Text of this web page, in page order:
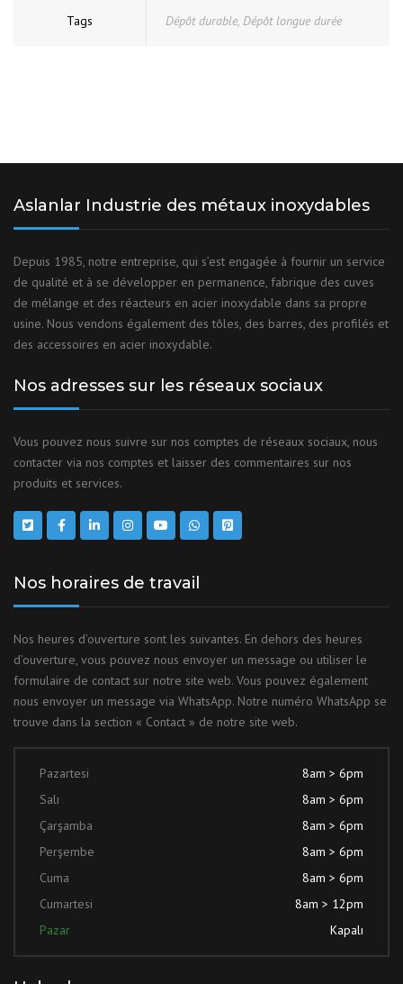
Tags Dépôt durable, Dépôt longue durée
Aslanlar Industrie des métaux inoxydables
Depuis 1985, notre entreprise, qui s’est engagée à fournir un service
de qualité et à se développer en permanence, fabrique des cuves
de mélange et des réacteurs en acier inoxydable dans sa propre
usine. Nous vendons également des tôles, des barres, des profilés et
des accessoires en acier inoxydable.
Nos adresses sur les réseaux sociaux
Vous pouvez nous suivre sur nos comptes de réseaux sociaux, nous
contacter via nos comptes et laisser des commentaires sur nos
produits et services.
Nos horaires de travail
Nos heures d’ouverture sont les suivantes. En dehors des heures
d’ouverture, vous pouvez nous envoyer un message ou utiliser le
formulaire de contact sur notre site web. Vous pouvez également
nous envoyer un message via WhatsApp. Notre numéro WhatsApp se
trouve dans la section « Contact » de notre site web.
Pazartesi
8am > 6pm
Salı
8am > 6pm
Çarşamba
8am > 6pm
Perşembe
8am > 6pm
Cuma
8am > 6pm
Cumartesi
8am > 12pm
Pazar
Kapalı